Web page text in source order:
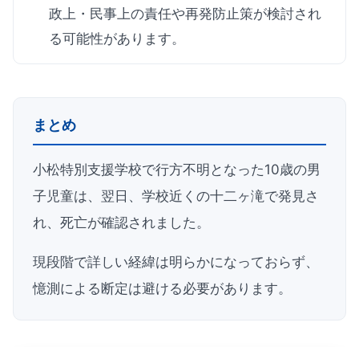
政上・民事上の責任や再発防止策が検討され
る可能性があります。
まとめ
小松特別支援学校で行方不明となった10歳の男
子児童は、翌日、学校近くの十二ヶ滝で発見さ
れ、死亡が確認されました。
現段階で詳しい経緯は明らかになっておらず、
憶測による断定は避ける必要があります。